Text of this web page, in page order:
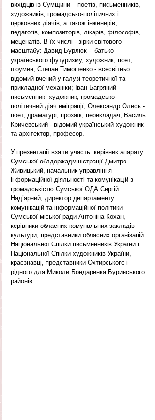
вихідців із Сумщини – поетів, письменників,
художників, громадсько-політичних і
церковних діячів, а також інженерів,
педагогів, композиторів, лікарів, філософів,
меценатів. В їх числі - зірки світового
масштабу: Давид Бурлюк -  батько
українського футуризму, художник, поет,
шоумен; Степан Тимошенко - всесвітньо
відомий вчений у галузі теоретичної та
прикладної механіки; Іван Багряний -
письменник, художник, громадсько-
політичний діяч еміграції; Олександр Олесь -
поет, драматург, прозаїк, перекладач; Василь
Кричевський - відомий український художник
та архітектор, професор.
У презентації взяли участь: керівник апарату
Сумської облдержадміністрації Дмитро
Живицький, начальник управління
інформаційної діяльності та комунікацій з
громадськістю Сумської ОДА Сергій
Над’ярний, директор департаменту
комунікацій та інформаційної політики
Сумської міської ради Антоніна Кохан,
керівники обласних комунальних закладів
культури, представники обласних організацій
Національної Спілки письменників України і
Національної Спілки художників України,
краєзнавці, представники Охтирського і
рідного для Миколи Бондаренка Буринського
районів.